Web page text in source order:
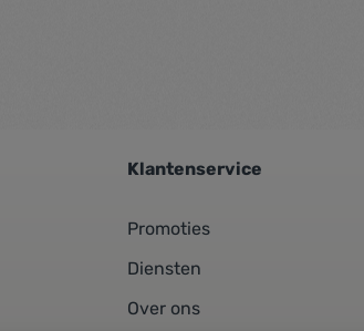
Klantenservice
Promoties
Diensten
Over ons